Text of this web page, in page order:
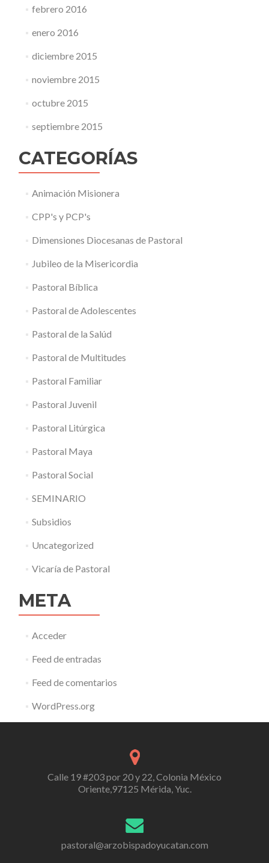
febrero 2016
enero 2016
diciembre 2015
noviembre 2015
octubre 2015
septiembre 2015
CATEGORÍAS
Animación Misionera
CPP's y PCP's
Dimensiones Diocesanas de Pastoral
Jubileo de la Misericordia
Pastoral Bíblica
Pastoral de Adolescentes
Pastoral de la Salúd
Pastoral de Multitudes
Pastoral Familiar
Pastoral Juvenil
Pastoral Litúrgica
Pastoral Maya
Pastoral Social
SEMINARIO
Subsidios
Uncategorized
Vicaría de Pastoral
META
Acceder
Feed de entradas
Feed de comentarios
WordPress.org
Calle 19 #203 por 20 y 22, Colonia México
Oriente,97125 Mérida, Yuc.
pastoral@arzobispadoyucatan.com